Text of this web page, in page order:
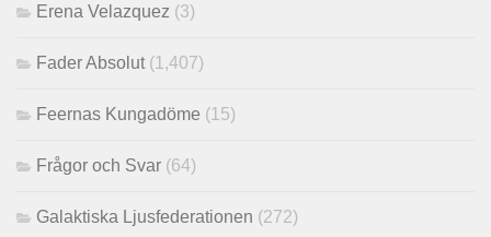
Erena Velazquez (3)
Fader Absolut (1,407)
Feernas Kungadöme (15)
Frågor och Svar (64)
Galaktiska Ljusfederationen (272)